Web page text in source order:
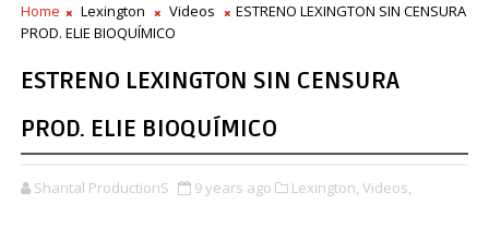
Home Lexington Videos
ESTRENO LEXINGTON SIN CENSURA
PROD. ELIE BIOQUÍMICO
ESTRENO LEXINGTON SIN CENSURA
PROD. ELIE BIOQUÍMICO
Shantal ProductionS 9 years ago Lexington, Videos,